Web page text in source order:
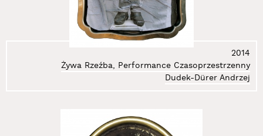
2014
Żywa Rzeźba, Performance Czasoprzestrzenny
Dudek-Dürer Andrzej